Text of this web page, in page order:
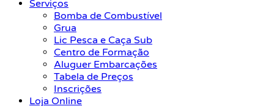
Serviços
Bomba de Combustível
Grua
Lic Pesca e Caça Sub
Centro de Formação
Aluguer Embarcações
Tabela de Preços
Inscrições
Loja Online